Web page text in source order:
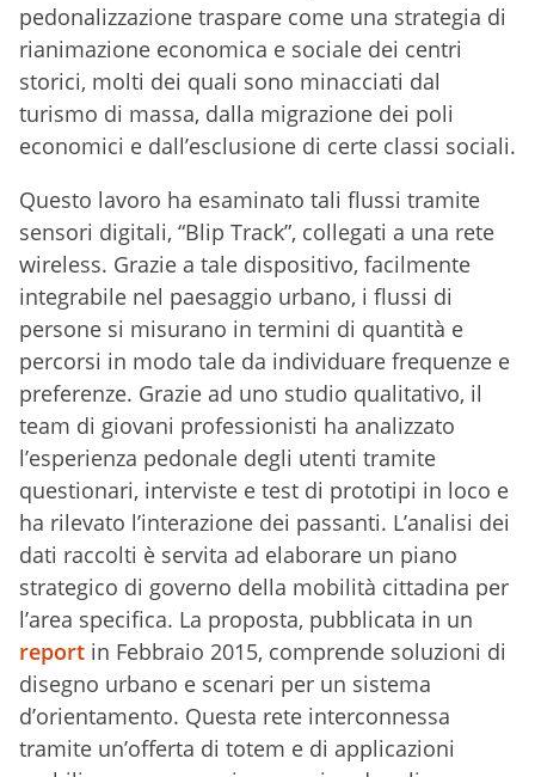
pedonalizzazione traspare come una strategia di
rianimazione economica e sociale dei centri
storici, molti dei quali sono minacciati dal
turismo di massa, dalla migrazione dei poli
economici e dall’esclusione di certe classi sociali.
Questo lavoro ha esaminato tali flussi tramite
sensori digitali, “Blip Track”, collegati a una rete
wireless. Grazie a tale dispositivo, facilmente
integrabile nel paesaggio urbano, i flussi di
persone si misurano in termini di quantità e
percorsi in modo tale da individuare frequenze e
preferenze. Grazie ad uno studio qualitativo, il
team di giovani professionisti ha analizzato
l’esperienza pedonale degli utenti tramite
questionari, interviste e test di prototipi in loco e
ha rilevato l’interazione dei passanti. L’analisi dei
dati raccolti è servita ad elaborare un piano
strategico di governo della mobilità cittadina per
l’area specifica. La proposta, pubblicata in un
report in Febbraio 2015, comprende soluzioni di
disegno urbano e scenari per un sistema
d’orientamento. Questa rete interconnessa
tramite un’offerta di totem e di applicazioni